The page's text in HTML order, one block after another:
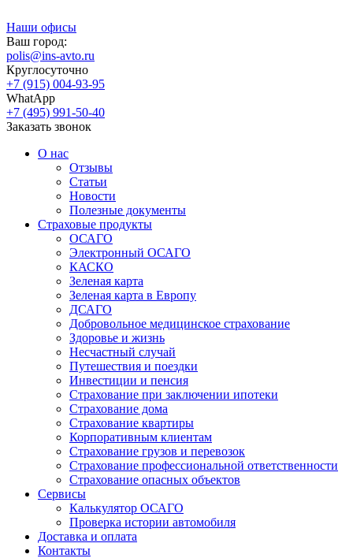
Наши офисы
Ваш город:
polis@ins-avto.ru
Круглосуточно
+7 (915) 004-93-95
WhatApp
+7 (495) 991-50-40
Заказать звонок
О нас
Отзывы
Статьи
Новости
Полезные документы
Страховые продукты
ОСАГО
Электронный ОСАГО
КАСКО
Зеленая карта
Зеленая карта в Европу
ДСАГО
Добровольное медицинское страхование
Здоровье и жизнь
Несчастный случай
Путешествия и поездки
Инвестиции и пенсия
Страхование при заключении ипотеки
Страхование дома
Страхование квартиры
Корпоративным клиентам
Страхование грузов и перевозок
Страхование профессиональной ответственности
Страхование опасных объектов
Сервисы
Калькулятор ОСАГО
Проверка истории автомобиля
Доставка и оплата
Контакты